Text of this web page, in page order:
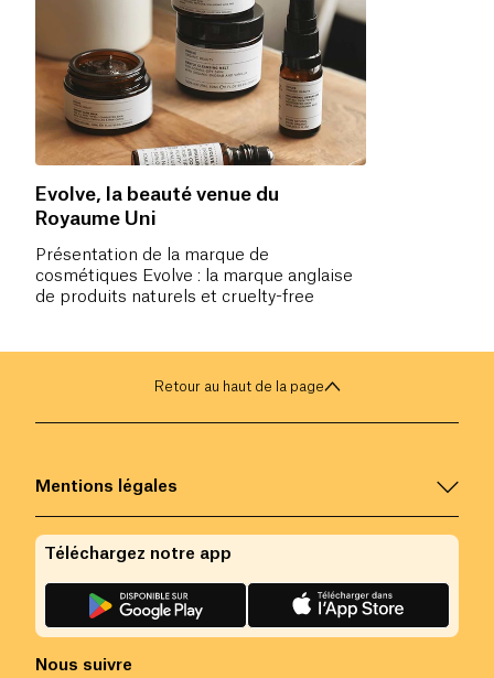
Evolve, la beauté venue du
Royaume Uni
Présentation de la marque de
cosmétiques Evolve : la marque anglaise
de produits naturels et cruelty-free
Retour au haut de la page
Mentions légales
Nous suivre
Téléchargez notre app